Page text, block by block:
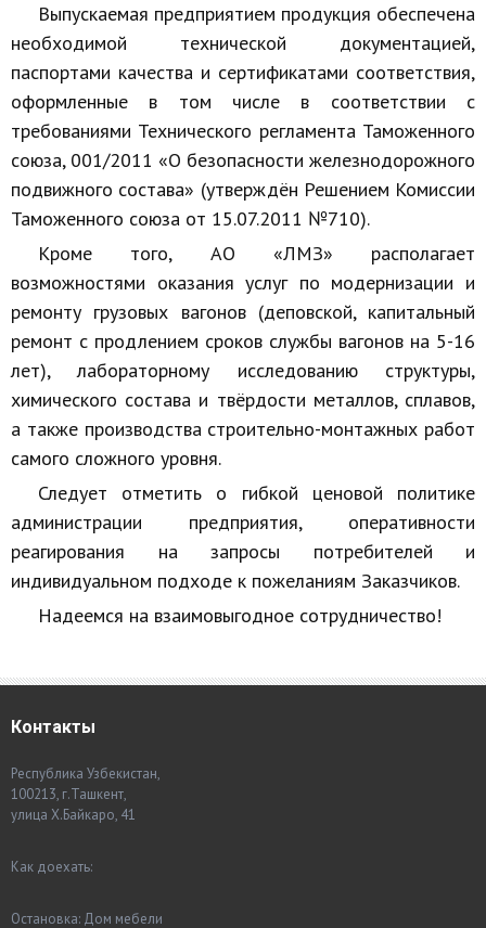
Выпускаемая предприятием продукция обеспечена
необходимой технической документацией,
паспортами качества и сертификатами соответствия,
оформленные в том числе в соответствии с
требованиями Технического регламента Таможенного
союза, 001/2011 «О безопасности железнодорожного
подвижного состава» (утверждён Решением Комиссии
Таможенного союза от 15.07.2011 №710).
Кроме того, АО «ЛМЗ» располагает
возможностями оказания услуг по модернизации и
ремонту грузовых вагонов (деповской, капитальный
ремонт с продлением сроков службы вагонов на 5-16
лет), лабораторному исследованию структуры,
химического состава и твёрдости металлов, сплавов,
а также производства строительно-монтажных работ
самого сложного уровня.
Следует отметить о гибкой ценовой политике
администрации предприятия, оперативности
реагирования на запросы потребителей и
индивидуальном подходе к пожеланиям Заказчиков.
Надеемся на взаимовыгодное сотрудничество!
Контакты
Республика Узбекистан,
100213, г.Ташкент,
улица Х.Байкаро, 41
Как доехать:
Остановка: Дом мебели